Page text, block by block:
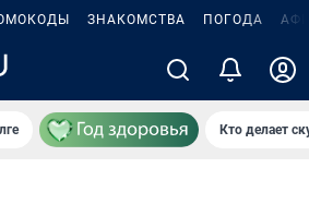
ЗНАКОМСТВА ПОГОДА
Кто делает